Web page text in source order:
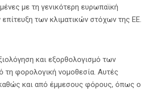
με τη γενικότερη ευρωπαϊκή
των κλιματικών στόχων της ΕΕ.
και εξορθολογισμό των
φορολογική νομοθεσία. Αυτές
και από έμμεσους φόρους, όπως ο